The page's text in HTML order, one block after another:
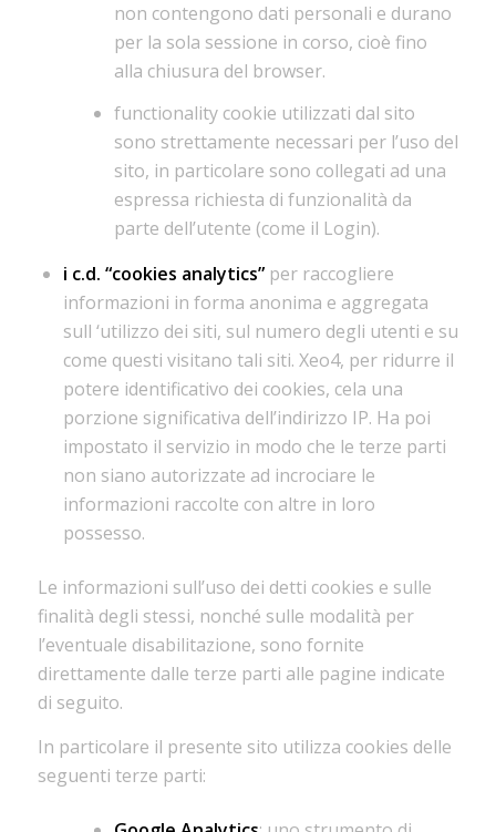
non contengono dati personali e durano
per la sola sessione in corso, cioè fino
alla chiusura del browser.
functionality cookie utilizzati dal sito
sono strettamente necessari per l’uso del
sito, in particolare sono collegati ad una
espressa richiesta di funzionalità da
parte dell’utente (come il Login).
i c.d. “cookies analytics”per raccogliere
informazioni in forma anonima e aggregata
sull ‘utilizzo dei siti, sul numero degli utenti e su
come questi visitano tali siti. Xeo4, per ridurre il
potere identificativo dei cookies, cela una
porzione significativa dell’indirizzo IP. Ha poi
impostato il servizio in modo che le terze parti
non siano autorizzate ad incrociare le
informazioni raccolte con altre in loro
possesso.
Le informazioni sull’uso dei detti cookies e sulle
finalità degli stessi, nonché sulle modalità per
l’eventuale disabilitazione, sono fornite
direttamente dalle terze parti alle pagine indicate
di seguito.
In particolare il presente sito utilizza cookies delle
seguenti terze parti: